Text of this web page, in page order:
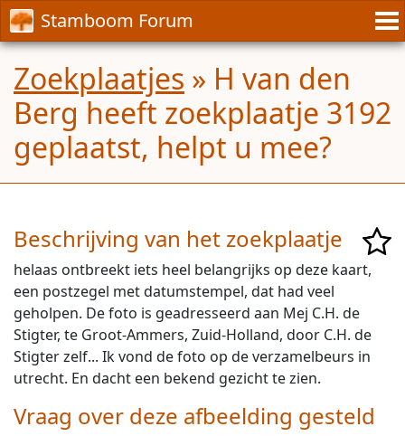
Stamboom Forum
Zoekplaatjes » H van den
Berg heeft zoekplaatje 3192
geplaatst, helpt u mee?
Beschrijving van het zoekplaatje
helaas ontbreekt iets heel belangrijks op deze kaart,
een postzegel met datumstempel, dat had veel
geholpen. De foto is geadresseerd aan Mej C.H. de
Stigter, te Groot-Ammers, Zuid-Holland, door C.H. de
Stigter zelf... Ik vond de foto op de verzamelbeurs in
utrecht. En dacht een bekend gezicht te zien.
Vraag over deze afbeelding gesteld